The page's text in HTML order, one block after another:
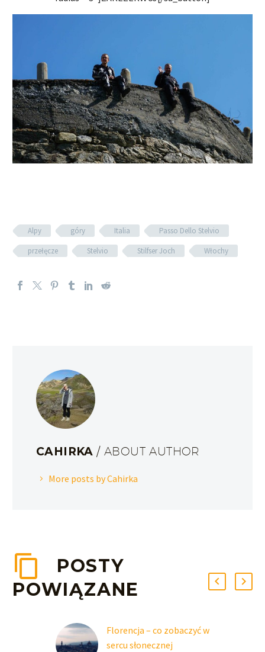
Alpy góry Italia
Passo Dello Stelvio
przełęcze
Stelvio Stilfser Joch Włochy
CAHIRKA/ ABOUT AUTHOR
More posts by Cahirka
POSTY
POWIĄZANE
Florencja – co zobaczyć w
sercu słonecznej